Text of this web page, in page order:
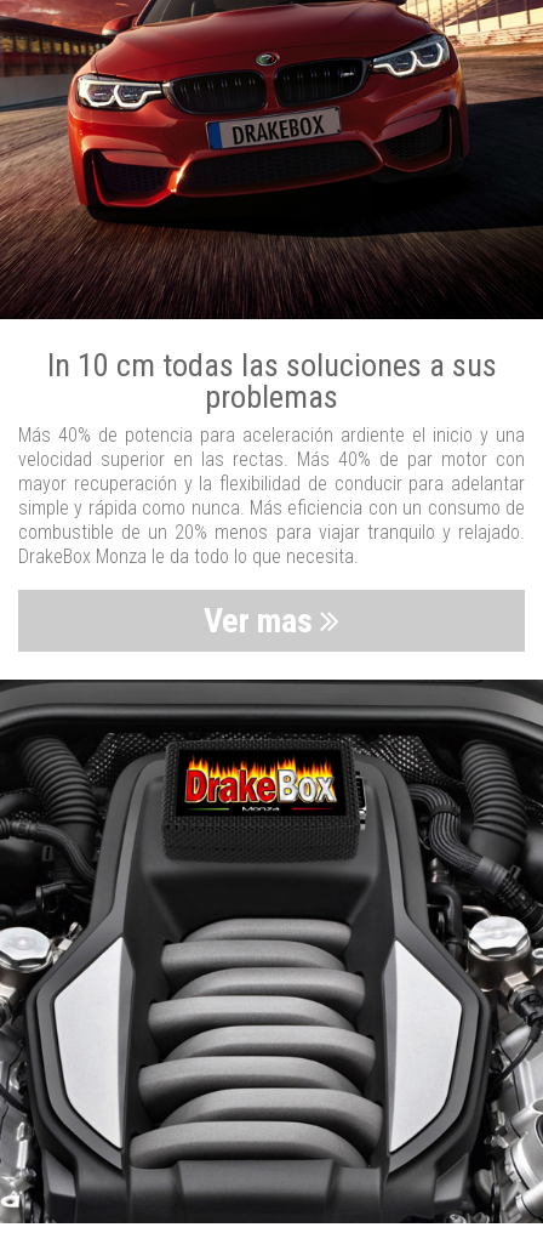
In 10 cm todas las soluciones a sus
problemas
Más 40% de potencia para aceleración ardiente el inicio y una
velocidad superior en las rectas. Más 40% de par motor con
mayor recuperación y la flexibilidad de conducir para adelantar
simple y rápida como nunca. Más eficiencia con un consumo de
combustible de un 20% menos para viajar tranquilo y relajado.
DrakeBox Monza le da todo lo que necesita.
Ver mas